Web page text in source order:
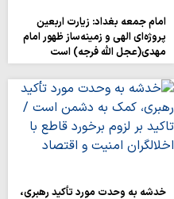
امام جمعه بغداد: زیارت اربعین
پروژه‌ای الهی و زمینه‌ساز ظهور امام
مهدی(عجل الله فرجه) است
خدشه به وحدت مورد تأکید رهبری،